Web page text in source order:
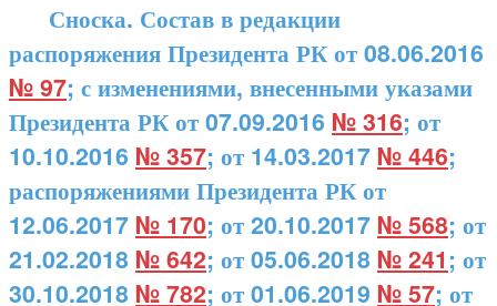
Сноска. Состав в редакции
распоряжения Президента РК от 08.06.2016
№ 97; с изменениями, внесенными указами
Президента РК от 07.09.2016 № 316; от
10.10.2016 № 357; от 14.03.2017 № 446;
распоряжениями Президента РК от
12.06.2017 № 170; от 20.10.2017 № 568; от
21.02.2018 № 642; от 05.06.2018 № 241; от
30.10.2018 № 782; от 01.06.2019 № 57; от